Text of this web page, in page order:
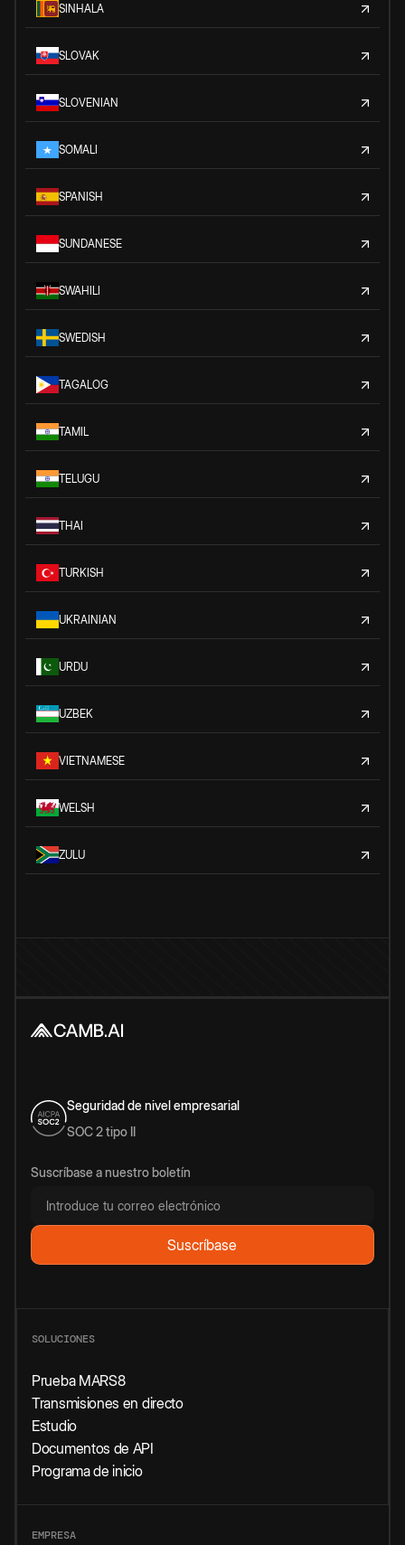
SINHALA
SLOVAK
SLOVENIAN
SOMALI
SPANISH
SUNDANESE
SWAHILI
SWEDISH
TAGALOG
TAMIL
TELUGU
THAI
TURKISH
UKRAINIAN
URDU
UZBEK
VIETNAMESE
WELSH
ZULU
Seguridad de nivel empresarial
SOC 2 tipo II
Suscríbase a nuestro boletín
SOLUCIONES
Prueba MARS8
Transmisiones en directo
Estudio
Documentos de API
Programa de inicio
EMPRESA